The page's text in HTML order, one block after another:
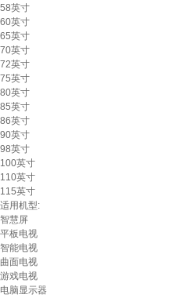
58英寸
60英寸
65英寸
70英寸
72英寸
75英寸
80英寸
85英寸
86英寸
90英寸
98英寸
100英寸
110英寸
115英寸
适用机型:
智慧屏
平板电视
智能电视
曲面电视
游戏电视
电脑显示器